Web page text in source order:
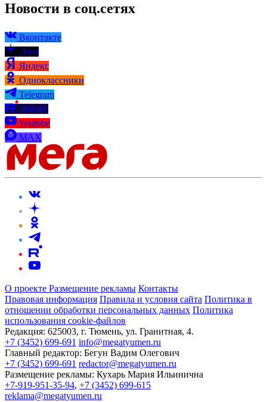
Новости в соц.сетях
Вконтакте
Дзен
Яндекс
Одноклассники
Telegram
Rutube
Youtube
MAX
О проекте Размещение рекламы Контакты
Правовая информация Правила и условия сайта Политика в
отношении обработки персональных данных Политика
использования cookie-файлов
Редакция: 625003, г. Тюмень, ул. Гранитная, 4.
+7 (3452) 699-691 info@megatyumen.ru
Главный редактор: Бегун Вадим Олегович
+7 (3452) 699-691 redactor@megatyumen.ru
Размещение рекламы: Кухарь Мария Ильинична
+7-919-951-35-94, +7 (3452) 699-615
reklama@megatyumen.ru